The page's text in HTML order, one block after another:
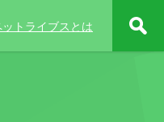
トライブスとは